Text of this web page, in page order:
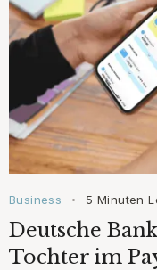
Business • 5 Minuten
Deutsche
Tochter im